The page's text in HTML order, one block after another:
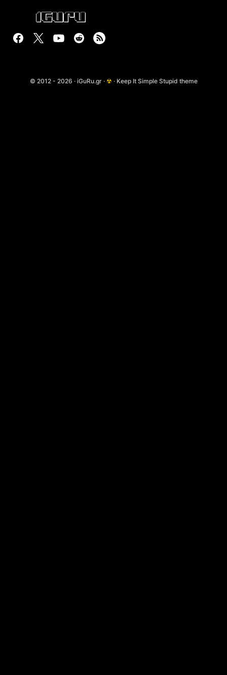
© 2012 - 2026 · iGuRu.gr · ☢ · Keep It Simple Stupid theme